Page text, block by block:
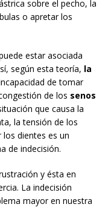
sobre el pecho, la
o apretar los
estar asociada
según esta teoría, la
de tomar
de los senos
que causa la
la tensión de los
dientes es un
de indecisión.
y ésta en
La indecisión
mayor en nuestra